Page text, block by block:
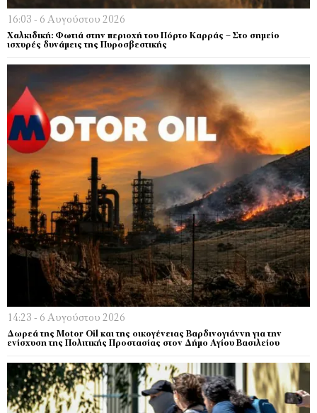
16:03 - 6 Αυγούστου 2026
Χαλκιδική: Φωτιά στην περιοχή του Πόρτο Καρράς – Στο σημείο
ισχυρές δυνάμεις της Πυροσβεστικής
14:23 - 6 Αυγούστου 2026
Δωρεά της Motor Oil και της οικογένειας Βαρδινογιάννη για την
ενίσχυση της Πολιτικής Προστασίας στον Δήμο Αγίου Βασιλείου